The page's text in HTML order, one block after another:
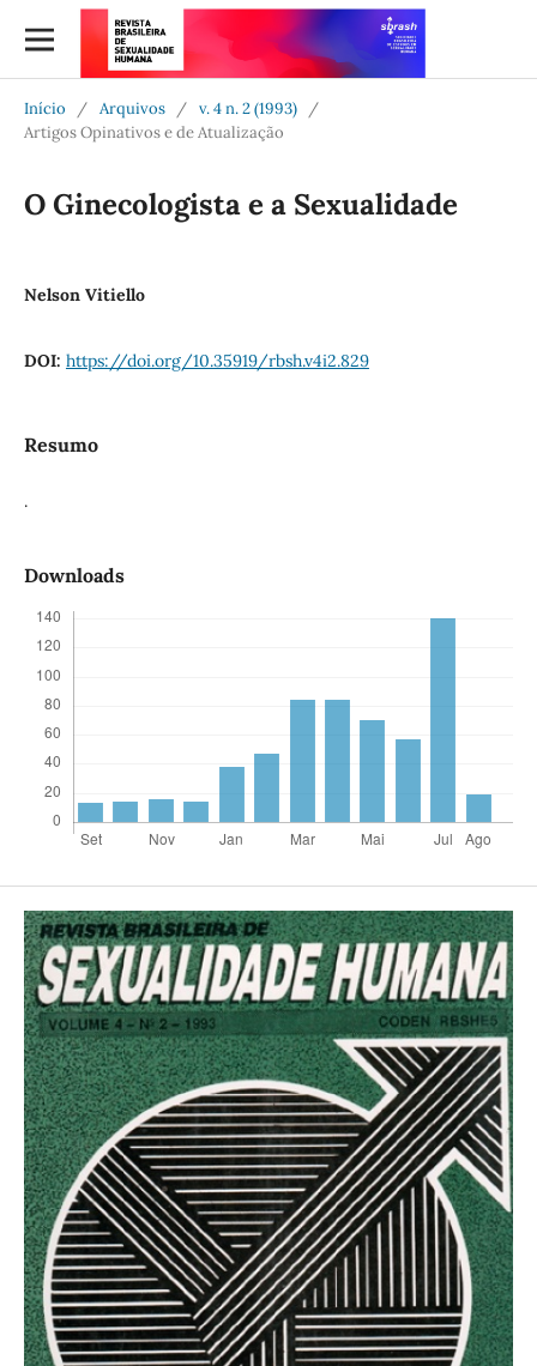
Início / Arquivos / v. 4 n. 2 (1993)
/
Artigos Opinativos e de Atualização
O Ginecologista e a Sexualidade
Nelson Vitiello
DOI: https://doi.org/10.35919/rbsh.v4i2.829
Resumo
.
Downloads